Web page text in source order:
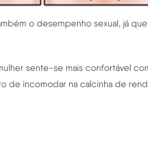
o desempenho sexual, já
sente-se mais confortável
de incomodar na calcinha de